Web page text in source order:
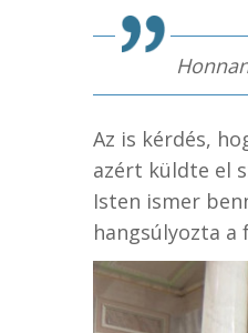
Az is kérdés,
azért küldte el
Isten ismer
hangsúlyozta a